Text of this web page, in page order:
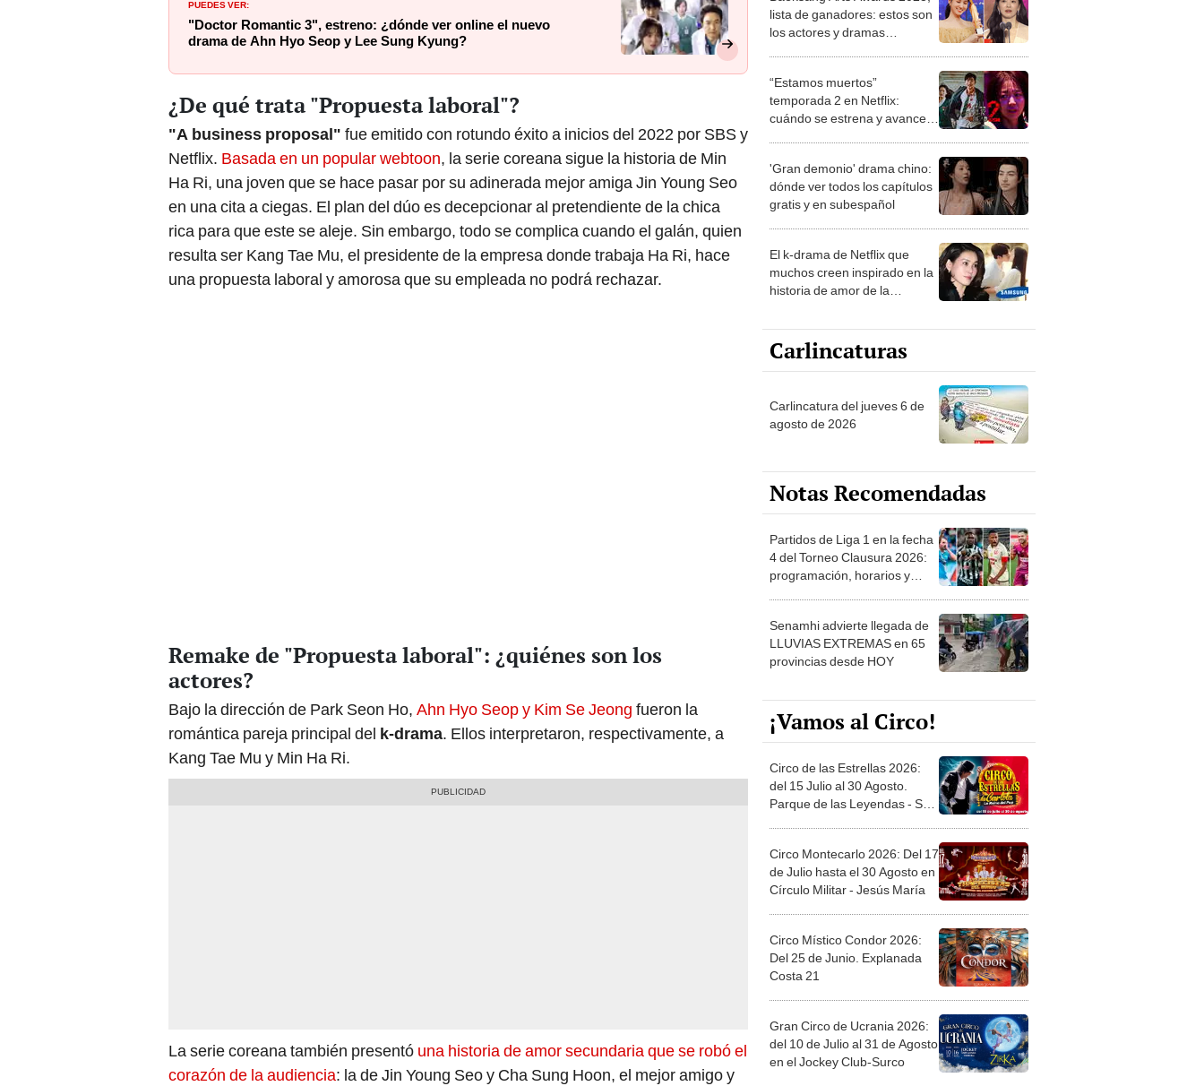
PUEDES VER:
"Doctor Romantic 3", estreno: ¿dónde ver online el nuevo
drama de Ahn Hyo Seop y Lee Sung Kyung?
¿De qué trata "Propuesta laboral"?
"A business proposal" fue emitido con rotundo éxito a inicios del 2022 por SBS y
Netflix. Basada en un popular webtoon, la serie coreana sigue la historia de Min
Ha Ri, una joven que se hace pasar por su adinerada mejor amiga Jin Young Seo
en una cita a ciegas. El plan del dúo es decepcionar al pretendiente de la chica
rica para que este se aleje. Sin embargo, todo se complica cuando el galán, quien
resulta ser Kang Tae Mu, el presidente de la empresa donde trabaja Ha Ri, hace
una propuesta laboral y amorosa que su empleada no podrá rechazar.
Remake de "Propuesta laboral": ¿quiénes son los
actores?
Bajo la dirección de Park Seon Ho, Ahn Hyo Seop y Kim Se Jeong fueron la
romántica pareja principal del k-drama. Ellos interpretaron, respectivamente, a
Kang Tae Mu y Min Ha Ri.
La serie coreana también presentó una historia de amor secundaria que se robó el
corazón de la audiencia: la de Jin Young Seo y Cha Sung Hoon, el mejor amigo y
lista de ganadores: estos son
los actores y dramas
“Estamos muertos”
temporada 2 en Netflix:
cuándo se estrena y avances
'Gran demonio' drama chino:
dónde ver todos los capítulos
gratis y en subespañol
El k-drama de Netflix que
muchos creen inspirado en la
historia de amor de la
Carlincaturas
Carlincatura del jueves 6 de
agosto de 2026
Notas Recomendadas
Partidos de Liga 1 en la fecha
4 del Torneo Clausura 2026:
programación, horarios y
Senamhi advierte llegada de
LLUVIAS EXTREMAS en 65
provincias desde HOY
¡Vamos al Circo!
Circo de las Estrellas 2026:
del 15 Julio al 30 Agosto.
Parque de las Leyendas - San
Circo Montecarlo 2026: Del 17
de Julio hasta el 30 Agosto en
Círculo Militar - Jesús María
Circo Místico Condor 2026:
Del 25 de Junio. Explanada
Costa 21
Gran Circo de Ucrania 2026:
del 10 de Julio al 31 de Agosto
en el Jockey Club-Surco